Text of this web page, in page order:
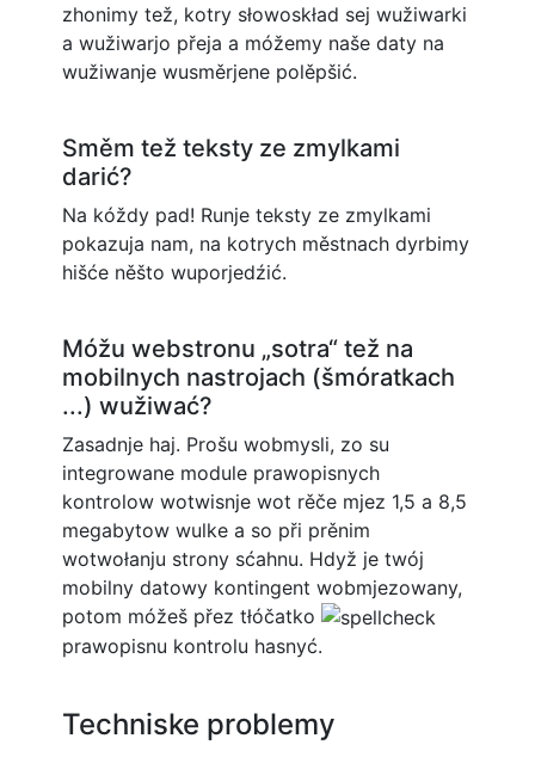
zhonimy tež, kotry słowoskład sej wužiwarki
a wužiwarjo přeja a móžemy naše daty na
wužiwanje wusměrjene polěpšić.
Směm tež teksty ze zmylkami
darić?
Na kóždy pad! Runje teksty ze zmylkami
pokazuja nam, na kotrych městnach dyrbimy
hišće něšto wuporjedźić.
Móžu webstronu „sotra“ tež na
mobilnych nastrojach (šmóratkach
...) wužiwać?
Zasadnje haj. Prošu wobmysli, zo su
integrowane module prawopisnych
kontrolow wotwisnje wot rěče mjez 1,5 a 8,5
megabytow wulke a so při prěnim
wotwołanju strony sćahnu. Hdyž je twój
mobilny datowy kontingent wobmjezowany,
potom móžeš přez tłóčatko
prawopisnu kontrolu hasnyć.
Techniske problemy